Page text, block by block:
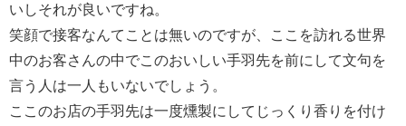
いしそれが良いですね。
笑顔で接客なんてことは無いのですが、ここを訪れる世界
中のお客さんの中でこのおいしい手羽先を前にして文句を
言う人は一人もいないでしょう。
ここのお店の手羽先は一度燻製にしてじっくり香りを付け